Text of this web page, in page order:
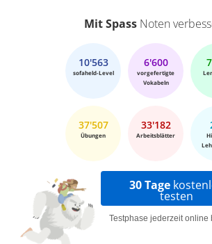
Mit SpassNoten
10'563
sofaheld-Level
6'600
vorgefertigte
Vokabeln
37'507
Übungen
33'182
Arbeitsblätter
30 Tage
testen
Testphase jederzeit online